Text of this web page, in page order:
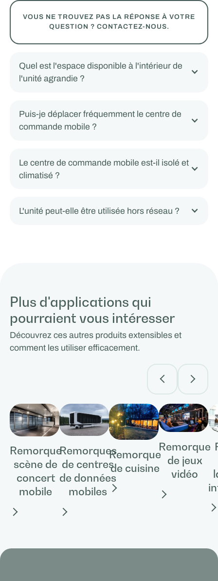
VOUS NE TROUVEZ PAS LA RÉPONSE À VOTRE
QUESTION ? CONTACTEZ-NOUS.
Quel est l'espace disponible à l'intérieur de
l'unité agrandie ?
Puis-je déplacer fréquemment le centre de
commande mobile ?
Le centre de commande mobile est-il isolé et
climatisé ?
L'unité peut-elle être utilisée hors réseau ?
Plus d'applications qui
pourraient vous intéresser
Découvrez ces autres produits extensibles et
comment les utiliser efficacement.
Remorque
scène de
concert
mobile
Remorques
de centres
de données
mobiles
Remorque
de cuisine
Remorque
de jeux
vidéo